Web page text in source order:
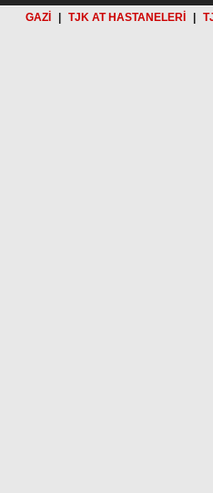
GAZİ TJK AT HASTANELERİ